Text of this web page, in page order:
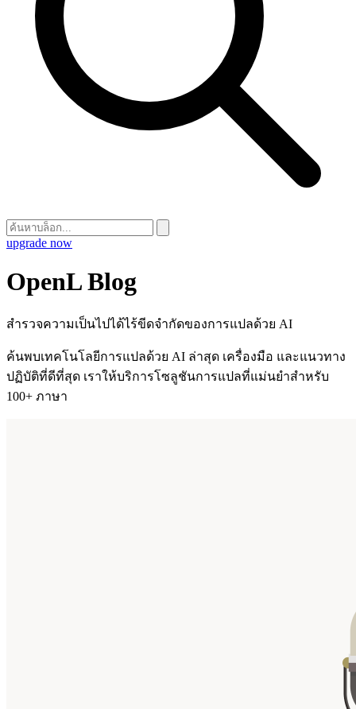
upgrade now
OpenL Blog
สำรวจความเป็นไปได้ไร้ขีดจำกัดของการแปลด้วย AI
ค้นพบเทคโนโลยีการแปลด้วย AI ล่าสุด เครื่องมือ และแนวทาง
ปฏิบัติที่ดีที่สุด เราให้บริการโซลูชันการแปลที่แม่นยำสำหรับ
100+ ภาษา